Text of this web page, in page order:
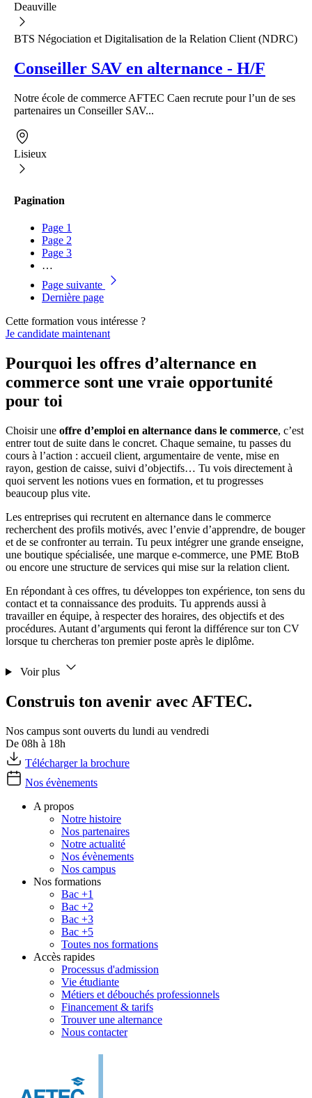
Deauville
BTS Négociation et Digitalisation de la Relation Client (NDRC)
Conseiller SAV en alternance - H/F
Notre école de commerce AFTEC Caen recrute pour l’un de ses
partenaires un Conseiller SAV...
Lisieux
Pagination
Page 1
Page 2
Page 3
…
Page suivante
Dernière page
Cette formation vous intéresse ?
Je candidate maintenant
Pourquoi les offres d’alternance en
commerce sont une vraie opportunité
pour toi
Choisir une offre d’emploi en alternance dans le commerce, c’est
entrer tout de suite dans le concret. Chaque semaine, tu passes du
cours à l’action : accueil client, argumentaire de vente, mise en
rayon, gestion de caisse, suivi d’objectifs… Tu vois directement à
quoi servent les notions vues en formation, et tu progresses
beaucoup plus vite.
Les entreprises qui recrutent en alternance dans le commerce
recherchent des profils motivés, avec l’envie d’apprendre, de bouger
et de se confronter au terrain. Tu peux intégrer une grande enseigne,
une boutique spécialisée, une marque e-commerce, une PME BtoB
ou encore une structure de services qui mise sur la relation client.
En répondant à ces offres, tu développes ton expérience, ton sens du
contact et ta connaissance des produits. Tu apprends aussi à
travailler en équipe, à respecter des horaires, des objectifs et des
procédures. Autant d’arguments qui feront la différence sur ton CV
lorsque tu chercheras ton premier poste après le diplôme.
Voir plus
Construis ton avenir avec AFTEC.
Nos campus sont ouverts du lundi au vendredi
De 08h à 18h
Télécharger la brochure
Nos évènements
A propos
Notre histoire
Nos partenaires
Notre actualité
Nos évènements
Nos campus
Nos formations
Bac +1
Bac +2
Bac +3
Bac +5
Toutes nos formations
Accès rapides
Processus d'admission
Vie étudiante
Métiers et débouchés professionnels
Financement & tarifs
Trouver une alternance
Nous contacter